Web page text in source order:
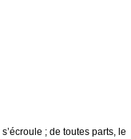
; de toutes parts, le